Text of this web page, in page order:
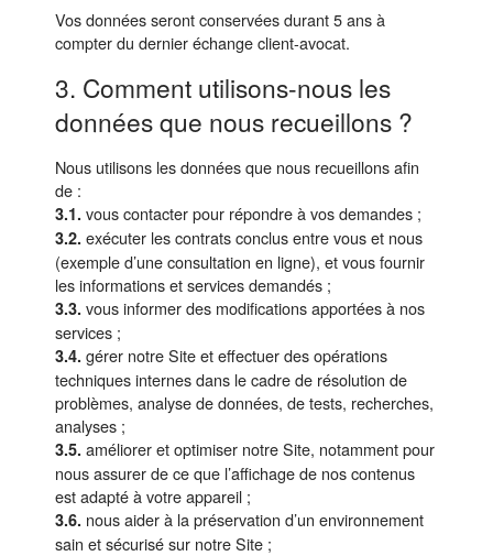
Vos données seront conservées durant 5 ans à
compter du dernier échange client-avocat.
3. Comment utilisons-nous les
données que nous recueillons ?
Nous utilisons les données que nous recueillons afin
de :
3.1. vous contacter pour répondre à vos demandes ;
3.2. exécuter les contrats conclus entre vous et nous
(exemple d’une consultation en ligne), et vous fournir
les informations et services demandés ;
3.3. vous informer des modifications apportées à nos
services ;
3.4. gérer notre Site et effectuer des opérations
techniques internes dans le cadre de résolution de
problèmes, analyse de données, de tests, recherches,
analyses ;
3.5. améliorer et optimiser notre Site, notamment pour
nous assurer de ce que l’affichage de nos contenus
est adapté à votre appareil ;
3.6. nous aider à la préservation d’un environnement
sain et sécurisé sur notre Site ;